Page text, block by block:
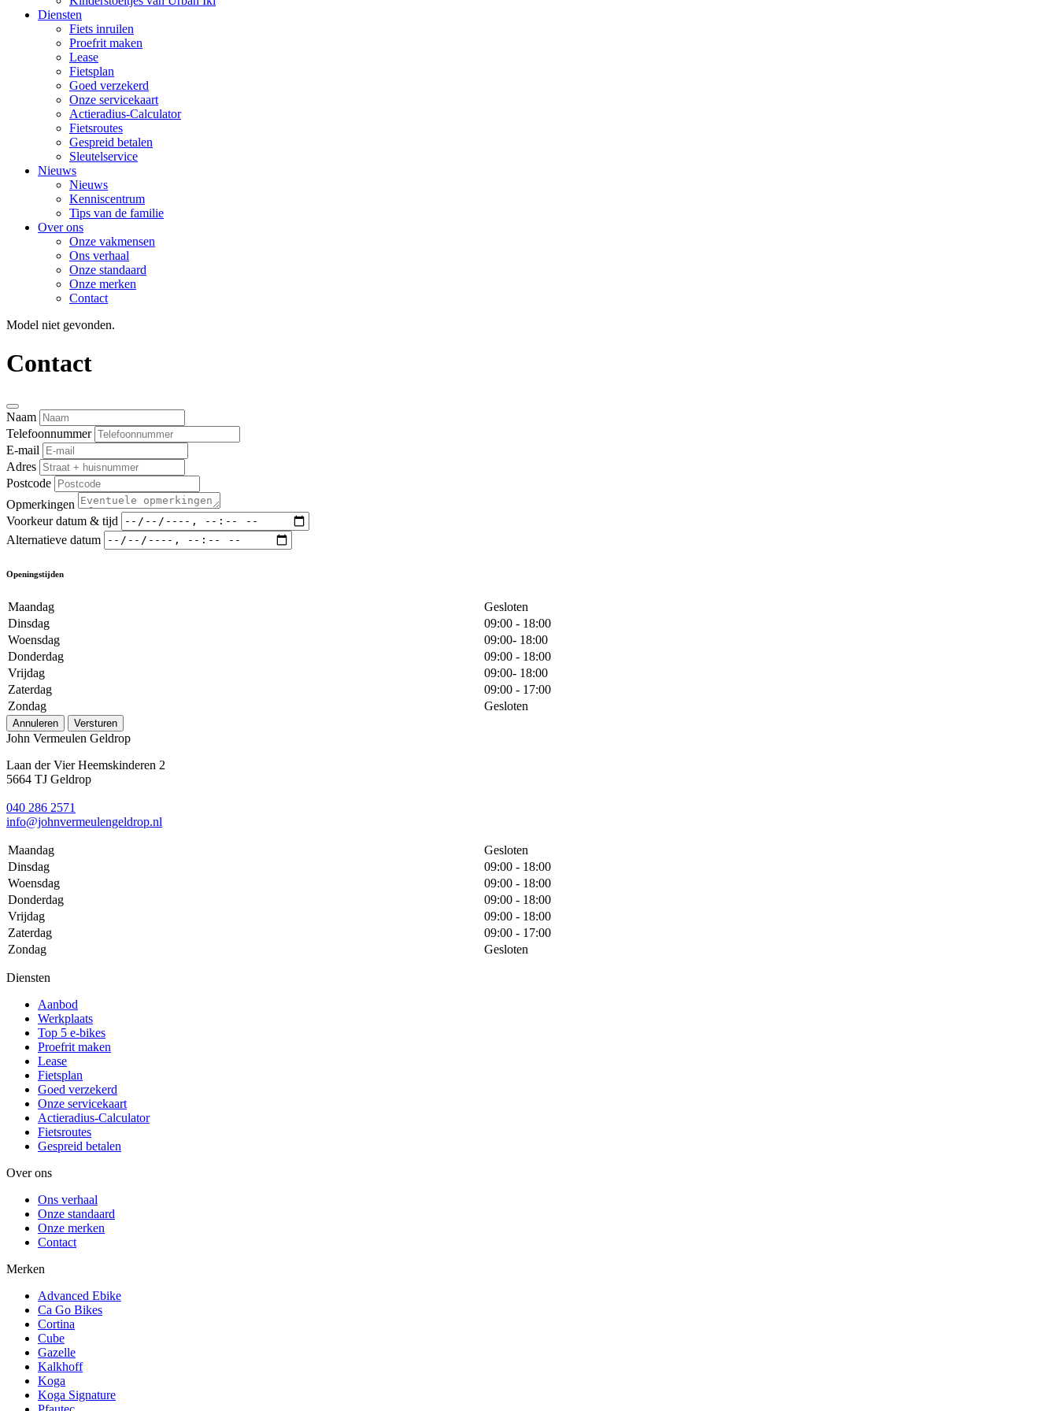
Diensten
Fiets inruilen
Proefrit maken
Lease
Fietsplan
Goed verzekerd
Onze servicekaart
Actieradius-Calculator
Fietsroutes
Gespreid betalen
Sleutelservice
Nieuws
Nieuws
Kenniscentrum
Tips van de familie
Over ons
Onze vakmensen
Ons verhaal
Onze standaard
Onze merken
Contact
Model niet gevonden.
Contact
Naam
Telefoonnummer
E-mail
Adres
Postcode
Opmerkingen
Voorkeur datum & tijd
Alternatieve datum
Openingstijden
Maandag
Gesloten
Dinsdag
09:00 - 18:00
Woensdag
09:00- 18:00
Donderdag
09:00 - 18:00
Vrijdag
09:00- 18:00
Zaterdag
09:00 - 17:00
Zondag
Gesloten
Annuleren Versturen
John Vermeulen Geldrop
Laan der Vier Heemskinderen 2
5664 TJ Geldrop
040 286 2571
info@johnvermeulengeldrop.nl
Maandag
Gesloten
Dinsdag
09:00 - 18:00
Woensdag
09:00 - 18:00
Donderdag
09:00 - 18:00
Vrijdag
09:00 - 18:00
Zaterdag
09:00 - 17:00
Zondag
Gesloten
Diensten
Aanbod
Werkplaats
Top 5 e-bikes
Proefrit maken
Lease
Fietsplan
Goed verzekerd
Onze servicekaart
Actieradius-Calculator
Fietsroutes
Gespreid betalen
Over ons
Ons verhaal
Onze standaard
Onze merken
Contact
Merken
Advanced Ebike
Ca Go Bikes
Cortina
Cube
Gazelle
Kalkhoff
Koga
Koga Signature